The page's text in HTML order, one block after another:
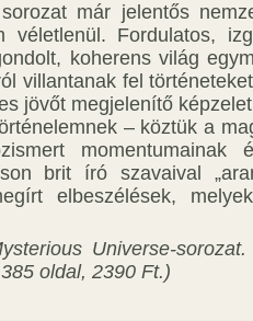
már jelentős
Fordulatos,
koherens világ
villantanak fel
jövőt megjelenítő
– köztük a
momentumainak
brit író szavaival
elbeszélések,
Universe-
oldal, 2390 Ft.)